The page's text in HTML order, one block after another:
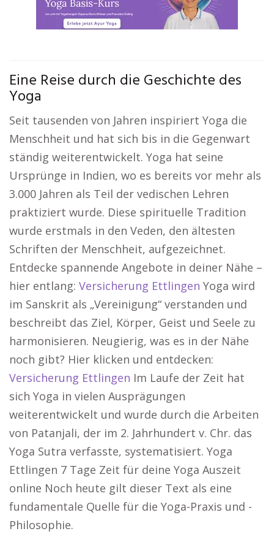
Eine Reise durch die Geschichte des
Yoga
Seit tausenden von Jahren inspiriert Yoga die
Menschheit und hat sich bis in die Gegenwart
ständig weiterentwickelt. Yoga hat seine
Ursprünge in Indien, wo es bereits vor mehr als
3.000 Jahren als Teil der vedischen Lehren
praktiziert wurde. Diese spirituelle Tradition
wurde erstmals in den Veden, den ältesten
Schriften der Menschheit, aufgezeichnet.
Entdecke spannende Angebote in deiner Nähe –
hier entlang: Versicherung Ettlingen Yoga wird
im Sanskrit als „Vereinigung“ verstanden und
beschreibt das Ziel, Körper, Geist und Seele zu
harmonisieren. Neugierig, was es in der Nähe
noch gibt? Hier klicken und entdecken:
Versicherung Ettlingen Im Laufe der Zeit hat
sich Yoga in vielen Ausprägungen
weiterentwickelt und wurde durch die Arbeiten
von Patanjali, der im 2. Jahrhundert v. Chr. das
Yoga Sutra verfasste, systematisiert. Yoga
Ettlingen 7 Tage Zeit für deine Yoga Auszeit
online Noch heute gilt dieser Text als eine
fundamentale Quelle für die Yoga-Praxis und -
Philosophie.